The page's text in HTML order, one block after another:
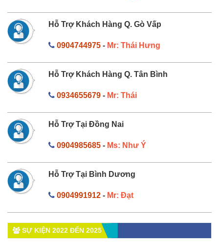
Hỗ Trợ Khách Hàng Q. Gò Vấp
0904744975- Mr: Thái Hưng
Hỗ Trợ Khách Hàng Q. Tân Bình
0934655679- Mr: Thái
Hỗ Trợ Tại Đồng Nai
0904985685- Ms: Như Ý
Hỗ Trợ Tại Bình Dương
0904991912- Mr: Đạt
SỰ KIỆN 2022 ĐẾN 2025